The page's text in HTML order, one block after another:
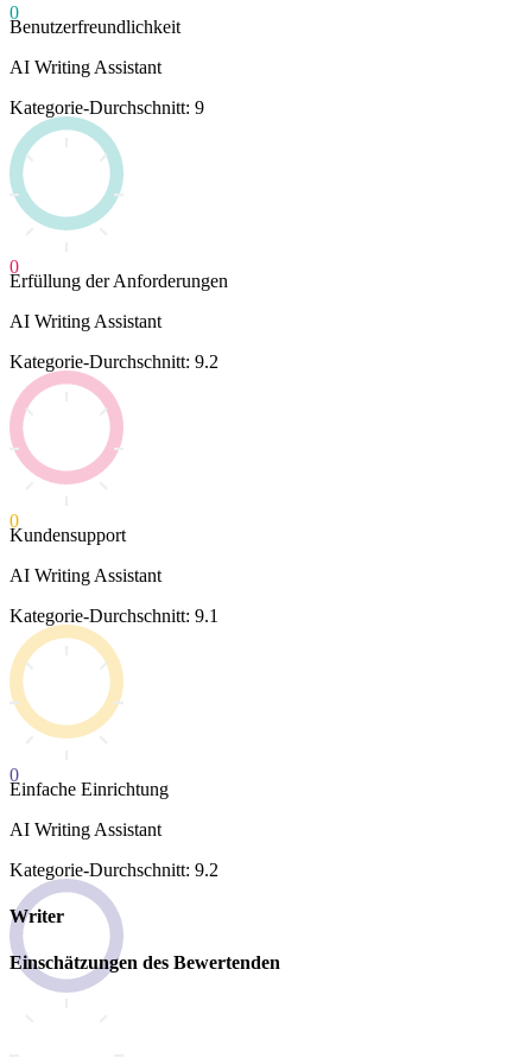
0
Benutzerfreundlichkeit
AI Writing Assistant
Kategorie-Durchschnitt: 9
0
Erfüllung der Anforderungen
AI Writing Assistant
Kategorie-Durchschnitt: 9.2
0
Kundensupport
AI Writing Assistant
Kategorie-Durchschnitt: 9.1
0
Einfache Einrichtung
AI Writing Assistant
Kategorie-Durchschnitt: 9.2
Writer
Einschätzungen des Bewertenden